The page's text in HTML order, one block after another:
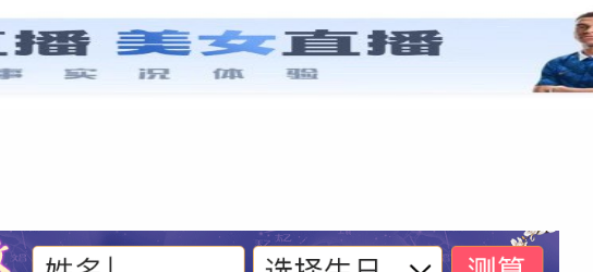
星情阐述 紫微基础 宫位体系 四化诀窍 格局玄奥